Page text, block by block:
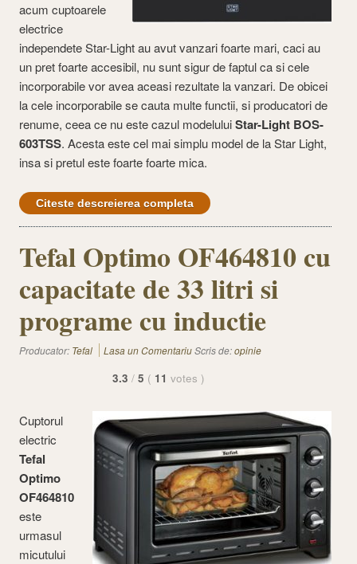
acum cuptoarele
electrice
independete Star-Light au avut vanzari foarte mari, caci au
un pret foarte accesibil, nu sunt sigur de faptul ca si cele
incorporabile vor avea aceasi rezultate la vanzari. De obicei
la cele incorporabile se cauta multe functii, si producatori de
renume, ceea ce nu este cazul modeluluiStar-Light BOS-
603TSS. Acesta este cel mai simplu model de la Star Light,
insa si pretul este foarte foarte mica.
Citeste descreierea completa
Tefal Optimo OF464810 cu
capacitate de 33 litri si
programe cu inductie
Producator: Tefal Lasa un ComentariuScris de:opinie
3.3 / 5 ( 11 votes )
Cuptorul
electric
Tefal
Optimo
OF464810
este
urmasul
micutului